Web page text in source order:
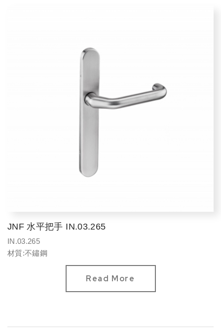
JNF 水平把手 IN.03.265
IN.03.265
材質:不鏽鋼
Read More